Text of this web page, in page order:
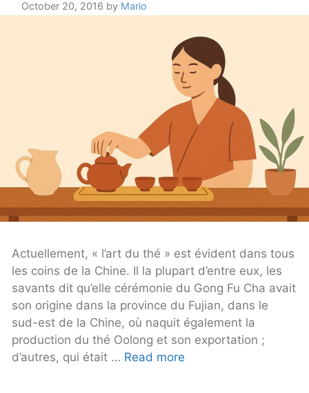
October 20, 2016 by Mario
Actuellement, « l’art du thé » est évident dans tous
les coins de la Chine. Il la plupart d’entre eux, les
savants dit qu’elle cérémonie du Gong Fu Cha avait
son origine dans la province du Fujian, dans le
sud-est de la Chine, où naquit également la
production du thé Oolong et son exportation ;
d’autres, qui était … Read more